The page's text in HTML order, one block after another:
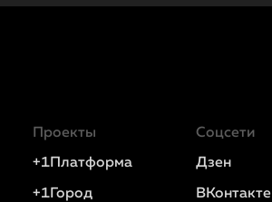
Проекты
+1Платформа
+1Город
Соцсети
Дзен
ВКонтакте